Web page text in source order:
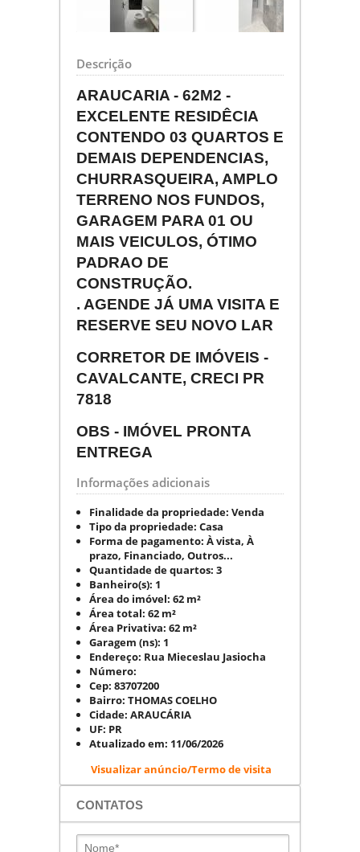
Descrição
ARAUCARIA - 62M2 -
EXCELENTE RESIDÊCIA
CONTENDO 03 QUARTOS E
DEMAIS DEPENDENCIAS,
CHURRASQUEIRA, AMPLO
TERRENO NOS FUNDOS,
GARAGEM PARA 01 OU
MAIS VEICULOS, ÓTIMO
PADRAO DE
CONSTRUÇÃO.
. AGENDE JÁ UMA VISITA E
RESERVE SEU NOVO LAR
CORRETOR DE IMÓVEIS -
CAVALCANTE, CRECI PR
7818
OBS - IMÓVEL PRONTA
ENTREGA
Informações adicionais
Finalidade da propriedade: Venda
Tipo da propriedade: Casa
Forma de pagamento: À vista, À
prazo, Financiado, Outros...
Quantidade de quartos: 3
Banheiro(s): 1
Área do imóvel: 62 m²
Área total: 62 m²
Área Privativa: 62 m²
Garagem (ns): 1
Endereço: Rua Mieceslau Jasiocha
Número:
Cep: 83707200
Bairro: THOMAS COELHO
Cidade: ARAUCÁRIA
UF: PR
Atualizado em: 11/06/2026
Visualizar anúncio/Termo de visita
CONTATOS